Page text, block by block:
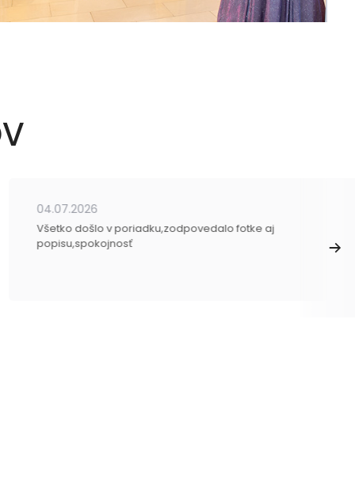
04.07.2026
Všetko došlo v poriadku,zodpovedalo fotke aj
popisu,spokojnosť